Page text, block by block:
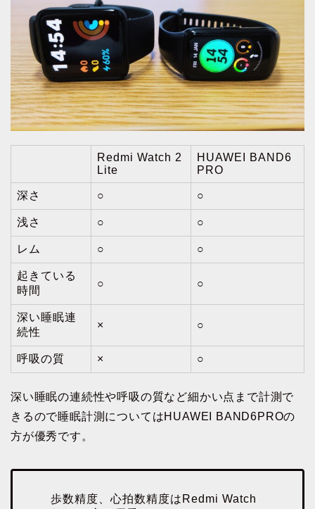
Redmi Watch 2
Lite
HUAWEI BAND6
PRO
深さ ○ ○
浅さ ○ ○
レム ○ ○
起きている
時間
○ ○
深い睡眠連
続性
× ○
呼吸の質 × ○
深い睡眠の連続性や呼吸の質など細かい点まで計測で
きるので睡眠計測についてはHUAWEI BAND6PROの
方が優秀です。
歩数精度、心拍数精度はRedmi Watch